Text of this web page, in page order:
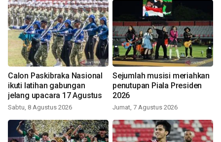
Calon Paskibraka Nasional
ikuti latihan gabungan
jelang upacara 17 Agustus
Sabtu, 8 Agustus 2026
Sejumlah musisi meriahkan
penutupan Piala Presiden
2026
Jumat, 7 Agustus 2026